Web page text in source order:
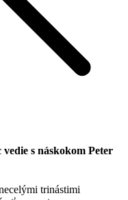
s náskokom Peter
trinástimi